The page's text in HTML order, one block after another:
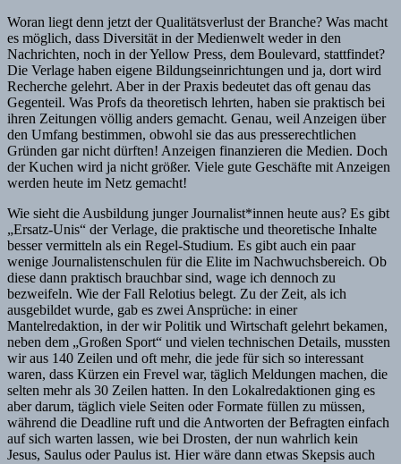
Woran liegt denn jetzt der Qualitätsverlust der Branche? Was macht
es möglich, dass Diversität in der Medienwelt weder in den
Nachrichten, noch in der Yellow Press, dem Boulevard, stattfindet?
Die Verlage haben eigene Bildungseinrichtungen und ja, dort wird
Recherche gelehrt. Aber in der Praxis bedeutet das oft genau das
Gegenteil. Was Profs da theoretisch lehrten, haben sie praktisch bei
ihren Zeitungen völlig anders gemacht. Genau, weil Anzeigen über
den Umfang bestimmen, obwohl sie das aus presserechtlichen
Gründen gar nicht dürften! Anzeigen finanzieren die Medien. Doch
der Kuchen wird ja nicht größer. Viele gute Geschäfte mit Anzeigen
werden heute im Netz gemacht!
Wie sieht die Ausbildung junger Journalist*innen heute aus? Es gibt
„Ersatz-Unis“ der Verlage, die praktische und theoretische Inhalte
besser vermitteln als ein Regel-Studium. Es gibt auch ein paar
wenige Journalistenschulen für die Elite im Nachwuchsbereich. Ob
diese dann praktisch brauchbar sind, wage ich dennoch zu
bezweifeln. Wie der Fall Relotius belegt. Zu der Zeit, als ich
ausgebildet wurde, gab es zwei Ansprüche: in einer
Mantelredaktion, in der wir Politik und Wirtschaft gelehrt bekamen,
neben dem „Großen Sport“ und vielen technischen Details, mussten
wir aus 140 Zeilen und oft mehr, die jede für sich so interessant
waren, dass Kürzen ein Frevel war, täglich Meldungen machen, die
selten mehr als 30 Zeilen hatten. In den Lokalredaktionen ging es
aber darum, täglich viele Seiten oder Formate füllen zu müssen,
während die Deadline ruft und die Antworten der Befragten einfach
auf sich warten lassen, wie bei Drosten, der nun wahrlich kein
Jesus, Saulus oder Paulus ist. Hier wäre dann etwas Skepsis auch